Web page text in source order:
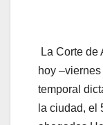
La Corte
hoy
temporal
la ciudad, el